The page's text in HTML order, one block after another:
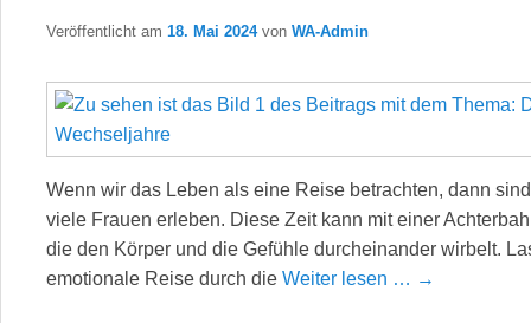
Veröffentlicht am 18. Mai 2024 von WA-Admin
Wenn wir das Leben als eine Reise betrachten, dann
viele Frauen erleben. Diese Zeit kann mit einer
die den Körper und die Gefühle durcheinander wirbelt.
emotionale Reise durch die Weiter lesen … →